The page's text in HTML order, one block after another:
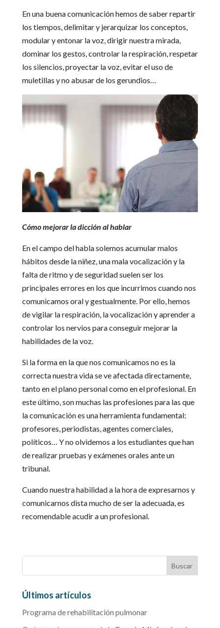
En una buena comunicación hemos de saber repartir
los tiempos, delimitar y jerarquizar los conceptos,
modular y entonar la voz, dirigir nuestra mirada,
dominar los gestos, controlar la respiración, respetar
los silencios, proyectar la voz, evitar el uso de
muletillas y no abusar de los gerundios…
Cómo mejorar la dicción al hablar
En el campo del habla solemos acumular malos
hábitos desde la niñez, una mala vocalización y la
falta de ritmo y de seguridad suelen ser los
principales errores en los que incurrimos cuando nos
comunicamos oral y gestualmente. Por ello, hemos
de vigilar la respiración, la vocalización y aprender a
controlar los nervios para conseguir mejorar la
habilidades de la voz.
Si la forma en la que nos comunicamos no es la
correcta nuestra vida se ve afectada directamente,
tanto en el plano personal como en el profesional. En
este último, son muchas las profesiones para las que
la comunicación es una herramienta fundamental:
profesores, periodistas, agentes comerciales,
políticos… Y no olvidemos a los estudiantes que han
de realizar pruebas y exámenes orales ante un
tribunal.
Cuando nuestra habilidad a la hora de expresarnos y
comunicarnos dista mucho de ser la adecuada, es
recomendable acudir a un profesional.
Últimos artículos
Programa de rehabilitación pulmonar